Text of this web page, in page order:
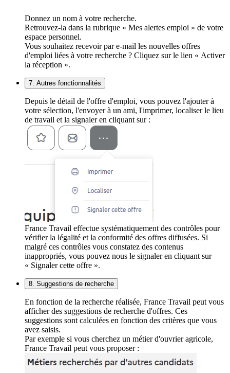
Donnez un nom à votre recherche.
Retrouvez-la dans la rubrique « Mes alertes emploi » de votre
espace personnel.
Vous souhaitez recevoir par e-mail les nouvelles offres
d'emploi liées à votre recherche ? Cliquez sur le lien « Activer
la réception ».
7. Autres fonctionnalités
Depuis le détail de l'offre d'emploi, vous pouvez l'ajouter à
votre sélection, l'envoyer à un ami, l'imprimer, localiser le lieu
de travail et la signaler en cliquant sur :
France Travail effectue systématiquement des contrôles pour
vérifier la légalité et la conformité des offres diffusées. Si
malgré ces contrôles vous constatez des contenus
inappropriés, vous pouvez nous le signaler en cliquant sur
« Signaler cette offre ».
8. Suggestions de recherche
En fonction de la recherche réalisée, France Travail peut vous
afficher des suggestions de recherche d'offres. Ces
suggestions sont calculées en fonction des critères que vous
avez saisis.
Par exemple si vous cherchez un métier d'ouvrier agricole,
France Travail peut vous proposer :